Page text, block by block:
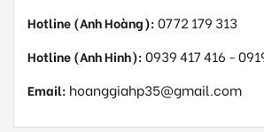
Hotline (Anh Hoàng):0772 179 313
Hotline (Anh Hinh):0939 417 416 -
Email: hoanggiahp35@gmail.com